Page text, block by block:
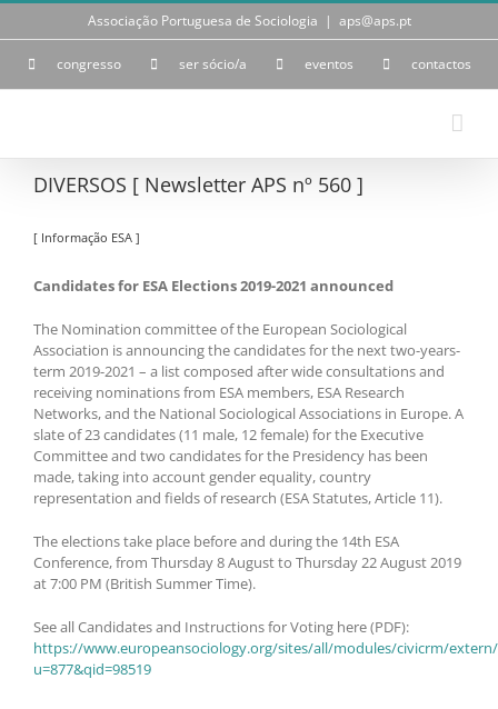
Skip
Associação Portuguesa de Sociologia | aps@aps.pt
congresso ser sócio/a eventos contactos
DIVERSOS [ Newsletter APS nº 560 ]
[ Informação ESA ]
Candidates for ESA Elections 2019-2021 announced
The Nomination committee of the European Sociological
Association is announcing the candidates for the next two-years-
term 2019-2021 – a list composed after wide consultations and
receiving nominations from ESA members, ESA Research
Networks, and the National Sociological Associations in Europe. A
slate of 23 candidates (11 male, 12 female) for the Executive
Committee and two candidates for the Presidency has been
made, taking into account gender equality, country
representation and fields of research (ESA Statutes, Article 11).
The elections take place before and during the 14th ESA
Conference, from Thursday 8 August to Thursday 22 August 2019
at 7:00 PM (British Summer Time).
See all Candidates and Instructions for Voting here (PDF):
https://www.europeansociology.org/sites/all/modules/civicrm/
u=877&qid=98519